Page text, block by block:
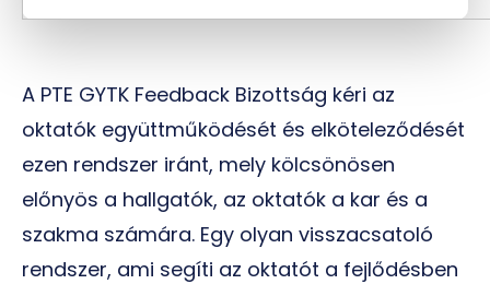
A PTE GYTK Feedback Bizottság kéri az
oktatók együttműködését és elköteleződését
ezen rendszer iránt, mely kölcsönösen
előnyös a hallgatók, az oktatók a kar és a
szakma számára. Egy olyan visszacsatoló
rendszer, ami segíti az oktatót a fejlődésben